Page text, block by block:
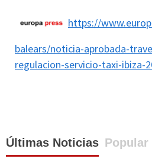
https://
balears/noticia-aprobada-
regulacion-servicio-taxi-ibiza-
Últimas Noticias Popular